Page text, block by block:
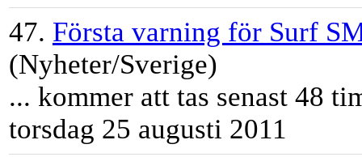
47. Första varning för Surf
(Nyheter/Sverige)
... kommer att tas senast 48
torsdag 25 augusti 2011